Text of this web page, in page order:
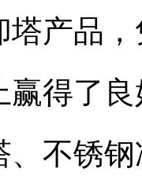
塔产品
赢得了
、不锈